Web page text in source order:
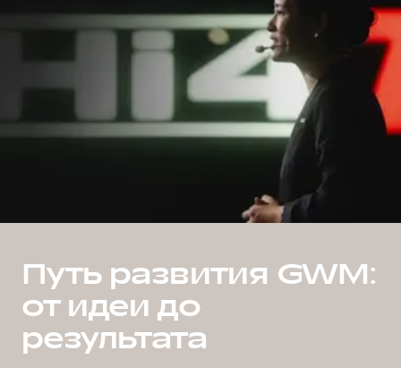
Путь развития GWM:
от идеи до
результата